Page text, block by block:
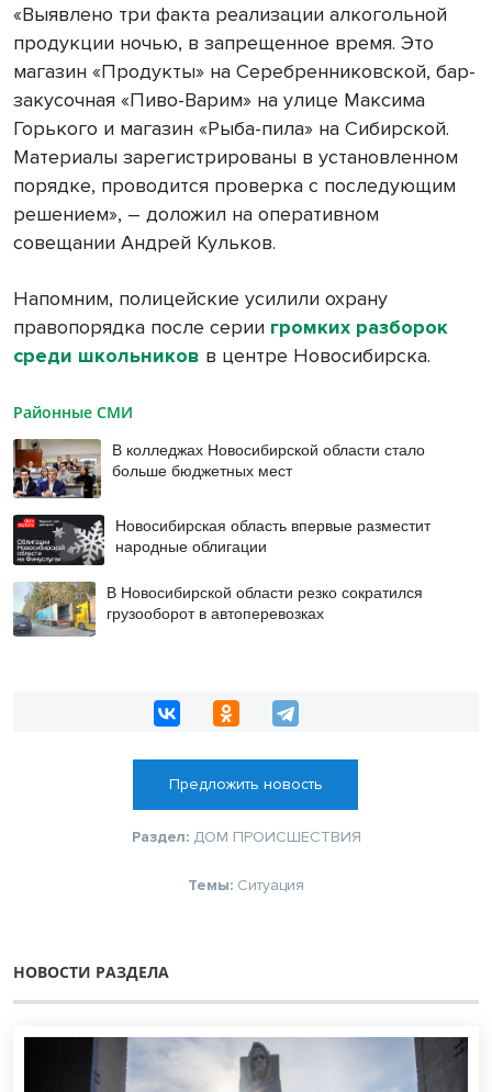
«Выявлено три факта реализации алкогольной
продукции ночью, в запрещенное время. Это
магазин «Продукты» на Серебренниковской, бар-
закусочная «Пиво-Варим» на улице Максима
Горького и магазин «Рыба-пила» на Сибирской.
Материалы зарегистрированы в установленном
порядке, проводится проверка с последующим
решением», – доложил на оперативном
совещании Андрей Кульков.
Напомним, полицейские усилили охрану
правопорядка после серии громких разборок
среди школьников в центре Новосибирска.
Районные СМИ
В колледжах Новосибирской области стало
больше бюджетных мест
Новосибирская область впервые разместит
народные облигации
В Новосибирской области резко сократился
грузооборот в автоперевозках
Предложить новость
Раздел: ДОМ ПРОИСШЕСТВИЯ
Темы: Ситуация
НОВОСТИ РАЗДЕЛА